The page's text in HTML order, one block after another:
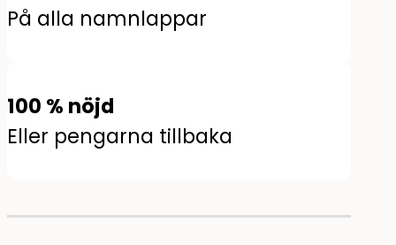
På alla namnlappar
100 % nöjd
Eller pengarna tillbaka